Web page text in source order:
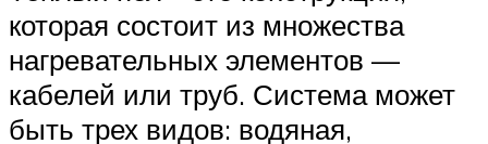
которая состоит из множества
нагревательных элементов —
кабелей или труб. Система может
быть трех видов: водяная,